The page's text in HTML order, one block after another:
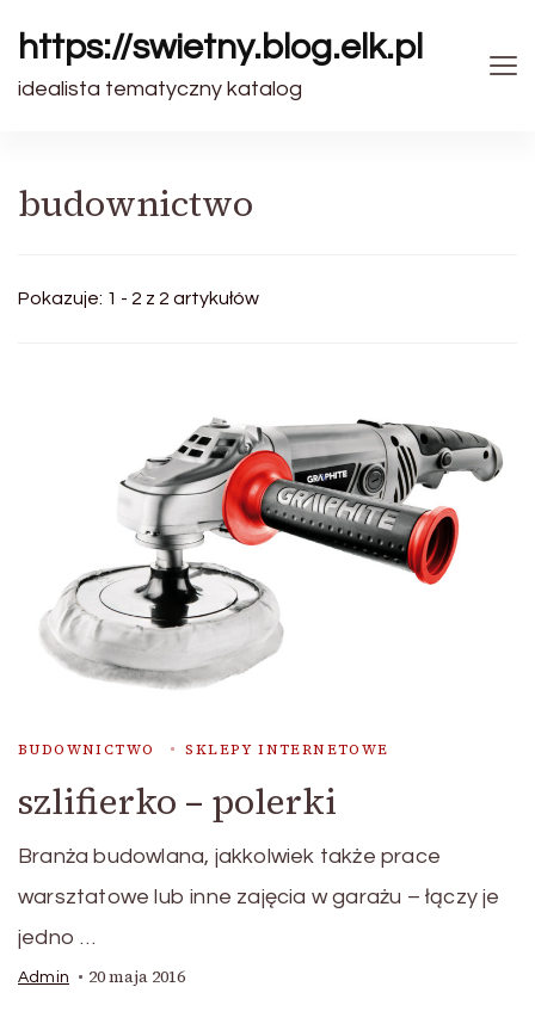
https://swietny.blog.elk.pl
idealista tematyczny katalog
budownictwo
Pokazuje: 1 - 2 z 2 artykułów
BUDOWNICTWO SKLEPY INTERNETOWE
szlifierko – polerki
Branża budowlana, jakkolwiek także prace
warsztatowe lub inne zajęcia w garażu – łączy je
jedno …
Admin 20 maja 2016